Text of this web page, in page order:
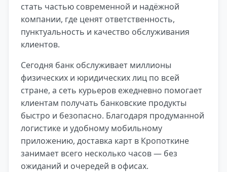
стать частью современной и надёжной
компании, где ценят ответственность,
пунктуальность и качество обслуживания
клиентов.
Сегодня банк обслуживает миллионы
физических и юридических лиц по всей
стране, а сеть курьеров ежедневно помогает
клиентам получать банковские продукты
быстро и безопасно. Благодаря продуманной
логистике и удобному мобильному
приложению, доставка карт в Кропоткине
занимает всего несколько часов — без
ожиданий и очередей в офисах.